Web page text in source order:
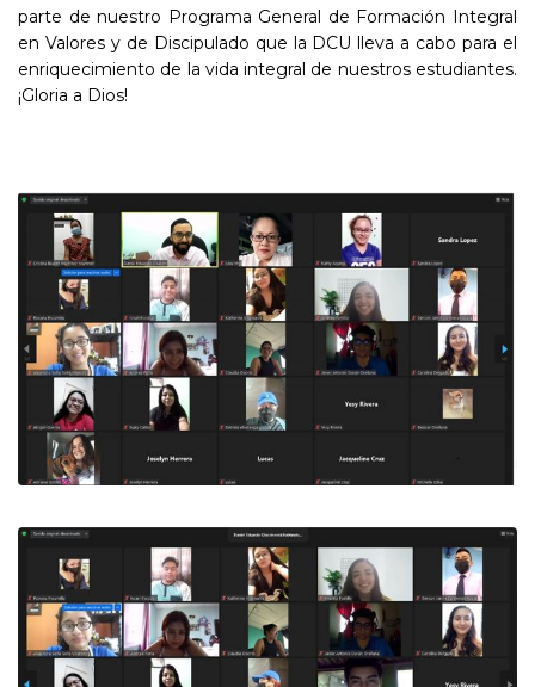
parte de nuestro Programa General de Formación Integral
en Valores y de Discipulado que la DCU lleva a cabo para el
enriquecimiento de la vida integral de nuestros estudiantes.
¡Gloria a Dios!